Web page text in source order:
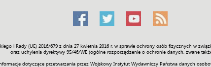
i Rady (UE) 2016/679 z dnia 27 kwietnia 2016 r. w sprawie ochrony osób fizycznych w
oraz uchylenia dyrektywy 95/46/WE (ogólne rozporządzenie o ochronie danych, zwane
dotyczące przetwarzania przez Wojskowy Instytut Wydawniczy Państwa danych
Świat Społeczność Sport Historia Galerie Wideo